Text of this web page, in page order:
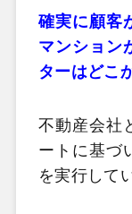
確実に顧客
マンション
ターはどこ
不動産会社
ートに基づ
を実行して